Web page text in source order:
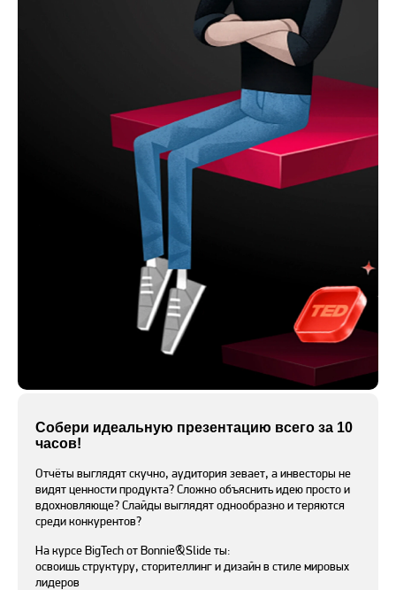
Собери идеальную презентацию всего за 10
часов!
Отчёты выглядят скучно, аудитория зевает, а инвесторы не
видят ценности продукта? Сложно объяснить идею просто и
вдохновляюще? Слайды выглядят однообразно и теряются
среди конкурентов?
На курсе BigTech от Bonnie&Slide ты:
освоишь структуру, сторителлинг и дизайн в стиле мировых
лидеров